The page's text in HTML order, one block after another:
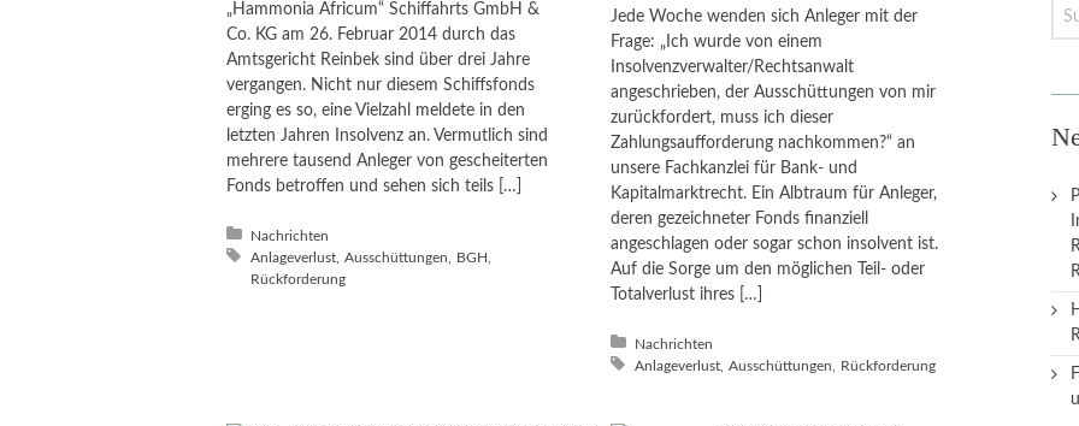
„Hammonia Africum“ Schiffahrts GmbH &
Co. KG am 26. Februar 2014 durch das
Amtsgericht Reinbek sind über drei Jahre
vergangen. Nicht nur diesem Schiffsfonds
erging es so, eine Vielzahl meldete in den
letzten Jahren Insolvenz an. Vermutlich sind
mehrere tausend Anleger von gescheiterten
Fonds betroffen und sehen sich teils […]
Posted in:
Nachrichten
Tagged with:
Anlageverlust Ausschüttungen
BGH
Rückforderung
Jede Woche wenden sich Anleger mit der
Frage: „Ich wurde von einem
Insolvenzverwalter/Rechtsanwalt
angeschrieben, der Ausschüttungen von mir
zurückfordert, muss ich dieser
Zahlungsaufforderung nachkommen?“ an
unsere Fachkanzlei für Bank- und
Kapitalmarktrecht. Ein Albtraum für Anleger,
deren gezeichneter Fonds finanziell
angeschlagen oder sogar schon insolvent ist.
Auf die Sorge um den möglichen Teil- oder
Totalverlust ihres […]
Posted in:
Nachrichten
Tagged with:
Anlageverlust Ausschüttungen Rückforderung